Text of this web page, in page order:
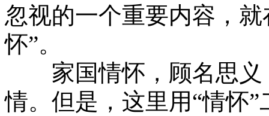
忽视的一个重要内容，
怀”。
家国情怀，顾名思义
情。但是，这里用“情怀